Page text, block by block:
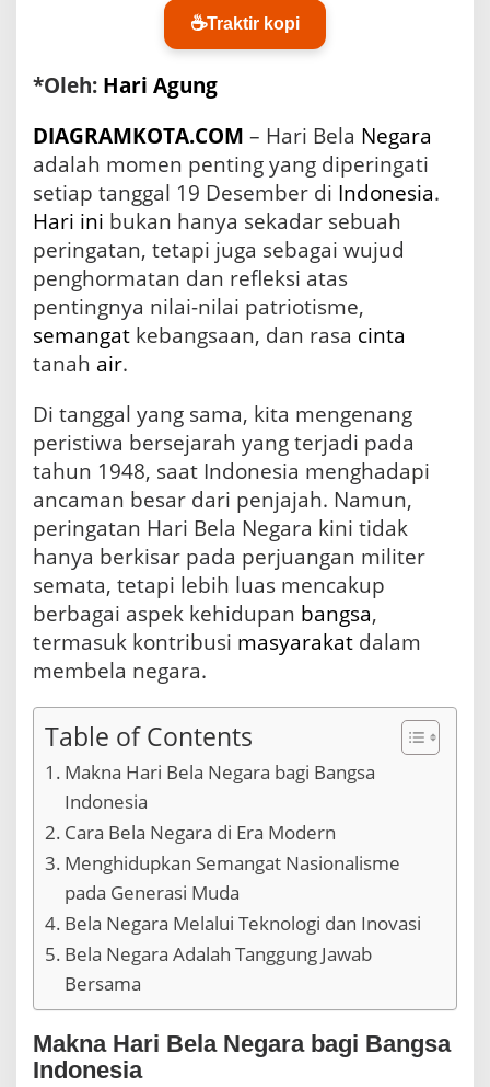
a
t
r
i
o
i
s
e
y
a
n
g
H
r
K
t
a
P
l
i
h
a
r
a
☕Traktir kopi
*Oleh: Hari Agung
DIAGRAMKOTA.COM – Hari Bela Negara
adalah momen penting yang diperingati
setiap tanggal 19 Desember di Indonesia.
Hari ini bukan hanya sekadar sebuah
peringatan, tetapi juga sebagai wujud
penghormatan dan refleksi atas
pentingnya nilai-nilai patriotisme,
semangat kebangsaan, dan rasa cinta
tanah air.
Di tanggal yang sama, kita mengenang
peristiwa bersejarah yang terjadi pada
tahun 1948, saat Indonesia menghadapi
ancaman besar dari penjajah. Namun,
peringatan Hari Bela Negara kini tidak
hanya berkisar pada perjuangan militer
semata, tetapi lebih luas mencakup
berbagai aspek kehidupan bangsa,
termasuk kontribusi masyarakat dalam
membela negara.
Table of Contents
Makna Hari Bela Negara bagi Bangsa
Indonesia
Cara Bela Negara di Era Modern
Menghidupkan Semangat Nasionalisme
pada Generasi Muda
Bela Negara Melalui Teknologi dan Inovasi
Bela Negara Adalah Tanggung Jawab
Bersama
Makna Hari Bela Negara bagi Bangsa
Indonesia